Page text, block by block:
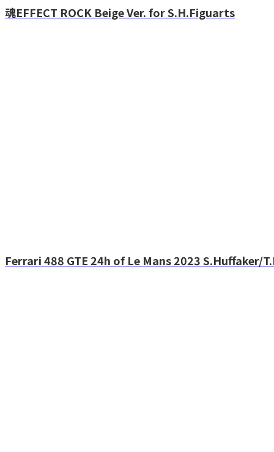
魂EFFECT ROCK Beige Ver. for S.H.Figuarts
Ferrari 488 GTE 24h of Le Mans 2023 S.Huffaker/